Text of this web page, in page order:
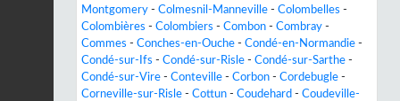
Montgomery - Colmesnil-Manneville - Colombelles -
Colombières - Colombiers - Combon - Combray -
Commes - Conches-en-Ouche - Condé-en-Normandie -
Condé-sur-Ifs - Condé-sur-Risle - Condé-sur-Sarthe -
Condé-sur-Vire - Conteville - Corbon - Cordebugle -
Corneville-sur-Risle - Cottun - Coudehard - Coudeville-